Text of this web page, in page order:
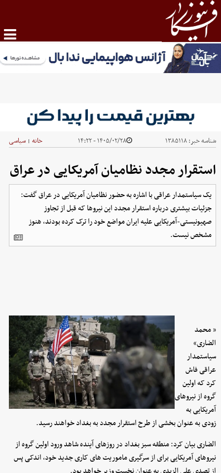
شناسه خبر:۱۳۸۵۱۱۸ ۱۴۰۵/۰۲/۲۸ - ۱۴:۲۲ خانه | سیاسی
استقرار مجدد نظامیان آمریکایی در عراق
یک سیاستمدار عراقی با اشاره به حضور نظامیان آمریکایی در عراق گفت:
جزئیات بیشتری درباره استقرار مجدد این نیروها که قبل از تجاوز
صهیونیستی-آمریکایی علیه ایران مواضع خود را ترک کرده بودند، هنوز
مشخص نیست.
« محمد
الضاری»
سیاستمدار
عراقی فاش
کرد که اولین
گروه از نیروهای
آمریکایی به
زودی به عنوان بخشی از طرح استقرار مجدد به بغداد خواهند رسید.
الضاری بیان کرد: منطقه سبز بغداد در روزهای آینده شاهد ورود اولین گروه از
نیروهای آمریکایی برای از سرگیری ماموریت های کاری جدید خود، اندکی پس